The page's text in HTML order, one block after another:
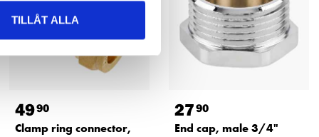
TILLÅT ALLA
4990
Clamp ring connector,
2790
End cap, male 3/4"